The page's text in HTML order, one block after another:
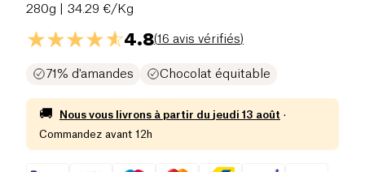
280g | 34.29 €/Kg
4.8(16 avis vérifiés)
71% d'amandes Chocolat équitable
🚚 Nous vous livrons à partir du jeudi 13 août ·
Commandez avant 12h